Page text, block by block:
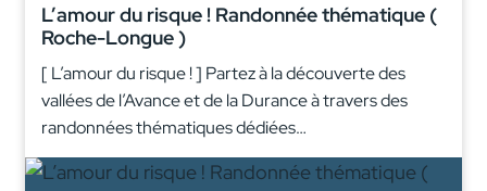
L’amour du risque ! Randonnée thématique (
Roche-Longue )
[ L’amour du risque ! ] Partez à la découverte des
vallées de l’Avance et de la Durance à travers des
randonnées thématiques dédiées…